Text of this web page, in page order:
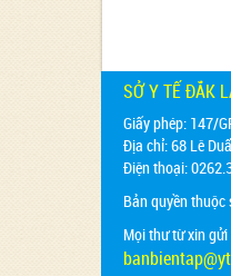
SỞ Y TẾ ĐẮK
Giấy phép: 147/
Địa chỉ:68 Lê
Điện thoại:
Bản quyền
Mọi thư từ xin gửi